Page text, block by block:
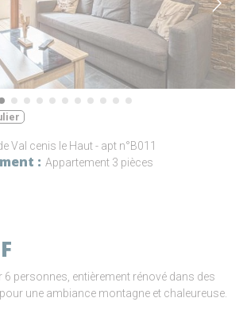
Val cenis le Haut - apt n°B011
Appartement 3 pièces
6 personnes, entièrement rénové dans des
une ambiance montagne et chaleureuse.